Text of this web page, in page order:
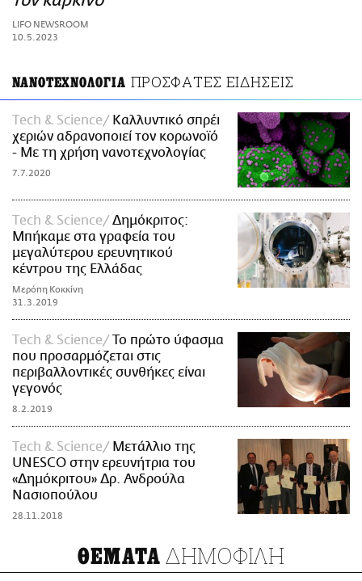
ΑΜΠΑ
PRINT
LIFO NEWSROOM
10.5.2023
ΝΑΝΟΤΕΧΝΟΛΟΓΙΑ ΠΡΟΣΦΑΤΕΣ ΕΙΔΗΣΕΙΣ
Τech & Science
Καλλυντικό σπρέι
χεριών αδρανοποιεί τον κορωνοϊό
- Με τη χρήση νανοτεχνολογίας
7.7.2020
Τech & Science
Δημόκριτος:
Μπήκαμε στα γραφεία του
μεγαλύτερου ερευνητικού
κέντρου της Ελλάδας
Μερόπη Κοκκίνη
31.3.2019
Τech & Science
Το πρώτο ύφασμα
που προσαρμόζεται στις
περιβαλλοντικές συνθήκες είναι
γεγονός
8.2.2019
Τech & Science
Μετάλλιο της
UNESCO στην ερευνήτρια του
«Δημόκριτου» Δρ. Ανδρούλα
Νασιοπούλου
28.11.2018
ΘΕΜΑΤΑ ΔΗΜΟΦΙΛΗ